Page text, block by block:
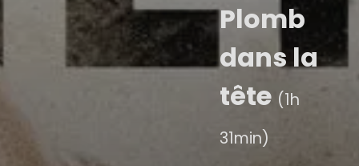
Plomb
dans la
tête (1h
31min)